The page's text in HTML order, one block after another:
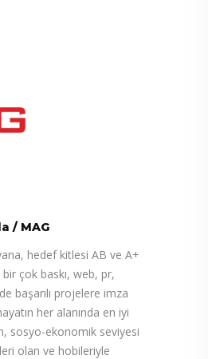
/ MAG
hedef kitlesi AB ve A+
çok baskı, web, pr,
başarılı projelere imza
her alanında en iyi
sosyo-ekonomik seviyesi
olan ve hobileriyle